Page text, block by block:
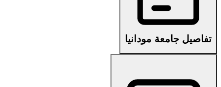
تفاصيل جامعة مودانيا